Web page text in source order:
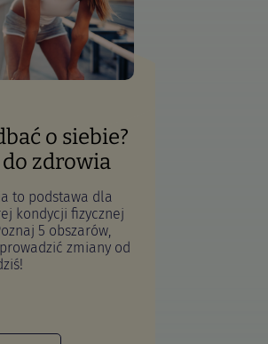
o siebie?
zdrowia
to podstawa dla
kondycji fizycznej
5 obszarów,
zmiany od